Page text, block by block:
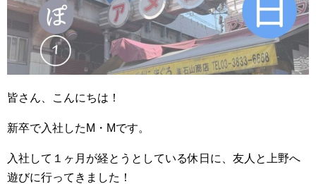
皆さん、こんにちは！
新卒で入社したM・Mです。
入社して１ヶ月が経とうとしている休日に、友人と上野へ
遊びに行ってきました！